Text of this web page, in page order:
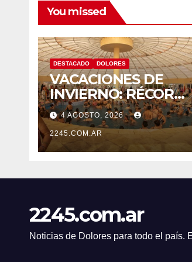
You missed
DESTACADO DOLORES
VACACIONES DE
INVIERNO: RÉCORD
HISTÓRICO DE
VISITANTES Y
RECAUDACIÓN EN
EL PARQUE TERMAL
4 AGOSTO, 2026
2245.COM.AR
2245.com.ar
Noticias de Dolores para todo el país.